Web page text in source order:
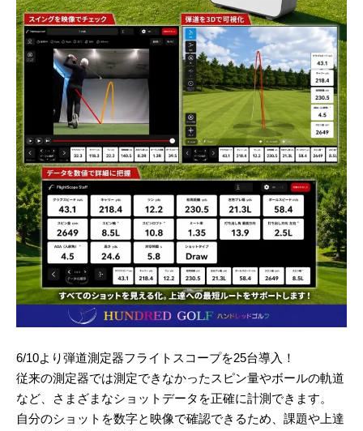
6/10より弾道測定器フライトスコープを25台導入！
従来の測定器では測定できなかったスピン量やボールの軌道
など、さまざまなショットデータを正確に計測できます。
自分のショットを数字と映像で確認できるため、課題や上達